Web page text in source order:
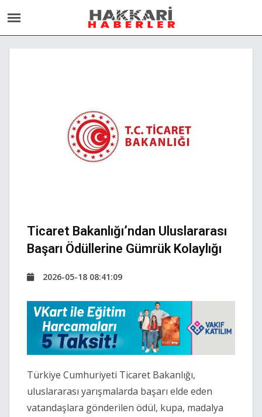
Ticaret Bakanlığı’ndan Uluslararası
Başarı Ödüllerine Gümrük Kolaylığı
2026-05-18 08:41:09
Türkiye Cumhuriyeti Ticaret Bakanlığı,
uluslararası yarışmalarda başarı elde eden
vatandaşlara gönderilen ödül, kupa, madalya